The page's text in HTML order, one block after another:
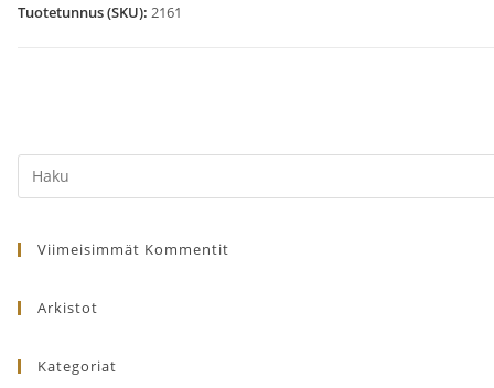
Tuotetunnus (SKU): 2161
Search
this
Viimeisimmät Kommentit
Arkistot
Kategoriat